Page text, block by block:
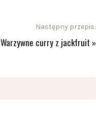
Następny przepis:
Warzywne curry z jackfruit »